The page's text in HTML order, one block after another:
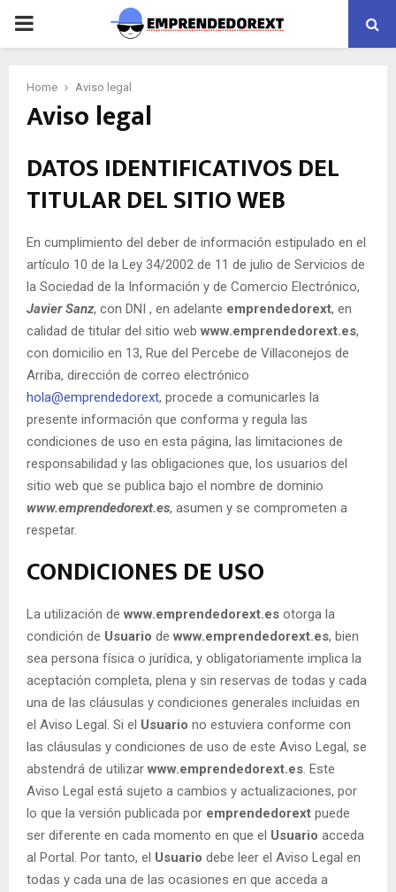
PRIMARY
Home Aviso legal
Aviso legal
DATOS IDENTIFICATIVOS DEL
TITULAR DEL SITIO WEB
En cumplimiento del deber de información estipulado en el
artículo 10 de la Ley 34/2002 de 11 de julio de Servicios de
la Sociedad de la Información y de Comercio Electrónico,
Javier Sanz, con DNI , en adelante emprendedorext, en
calidad de titular del sitio web www.emprendedorext.es,
con domicilio en 13, Rue del Percebe de Villaconejos de
Arriba, dirección de correo electrónico
hola@emprendedorext, procede a comunicarles la
presente información que conforma y regula las
condiciones de uso en esta página, las limitaciones de
responsabilidad y las obligaciones que, los usuarios del
sitio web que se publica bajo el nombre de dominio
www.emprendedorext.es, asumen y se comprometen a
respetar.
CONDICIONES DE USO
La utilización de www.emprendedorext.es otorga la
condición de Usuario de www.emprendedorext.es, bien
sea persona física o jurídica, y obligatoriamente implica la
aceptación completa, plena y sin reservas de todas y cada
una de las cláusulas y condiciones generales incluidas en
el Aviso Legal. Si el Usuario no estuviera conforme con
las cláusulas y condiciones de uso de este Aviso Legal, se
abstendrá de utilizar www.emprendedorext.es . Este
Aviso Legal está sujeto a cambios y actualizaciones, por
lo que la versión publicada por emprendedorext puede
ser diferente en cada momento en que el Usuario acceda
al Portal. Por tanto, el Usuario debe leer el Aviso Legal en
todas y cada una de las ocasiones en que acceda a